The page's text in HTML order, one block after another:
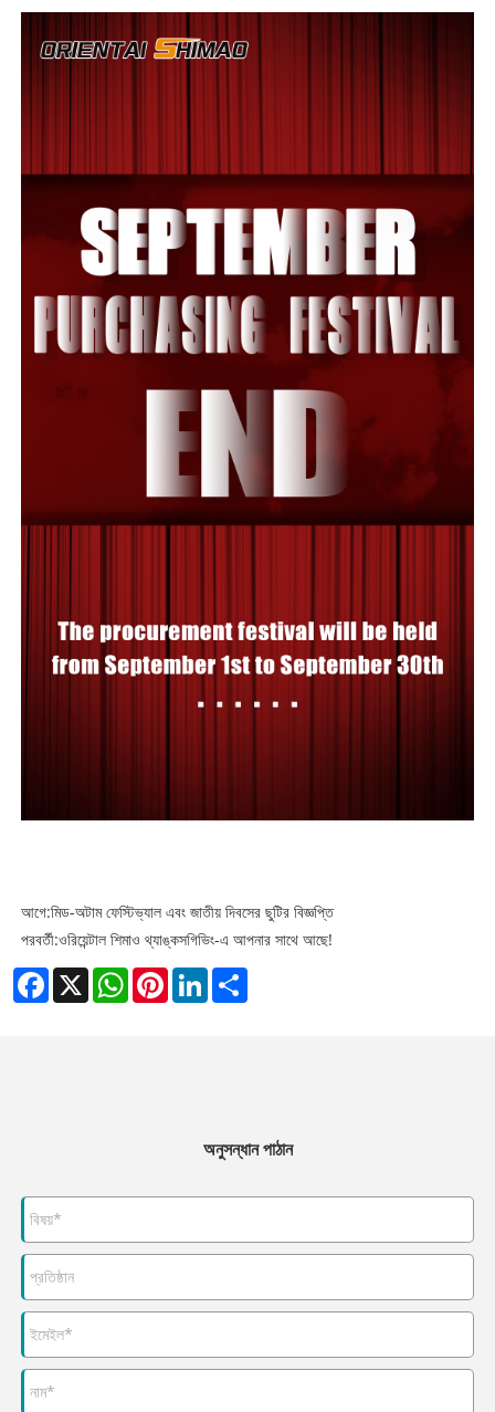
আগে:মিড-অটাম ফেস্টিভ্যাল এবং জাতীয় দিবসের ছুটির বিজ্ঞপ্তি
পরবর্তী:ওরিয়েন্টাল শিমাও থ্যাঙ্কসগিভিং-এ আপনার সাথে আছে!
Facebook
X WhatsAppPinterestLinkedIn
অনুসন্ধান পাঠান